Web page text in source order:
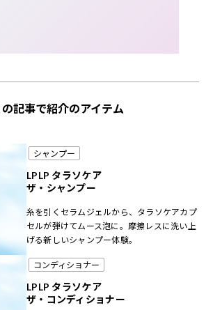
の記事で紹介のアイテム
シャンプー
LPLP タラソケア
ザ・シャンプー
糸を引くセラムジェルから、タラソケアカプ
セルが弾けてムース泡に。摩擦レスに洗い上
げる新しいシャンプー体験。
コンディショナー
LPLP タラソケア
ザ・コンディショナー